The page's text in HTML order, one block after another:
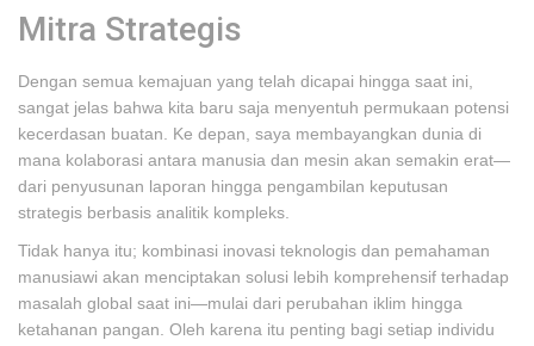
Mitra Strategis
Dengan semua kemajuan yang telah dicapai hingga saat ini,
sangat jelas bahwa kita baru saja menyentuh permukaan potensi
kecerdasan buatan. Ke depan, saya membayangkan dunia di
mana kolaborasi antara manusia dan mesin akan semakin erat—
dari penyusunan laporan hingga pengambilan keputusan
strategis berbasis analitik kompleks.
Tidak hanya itu; kombinasi inovasi teknologis dan pemahaman
manusiawi akan menciptakan solusi lebih komprehensif terhadap
masalah global saat ini—mulai dari perubahan iklim hingga
ketahanan pangan. Oleh karena itu penting bagi setiap individu